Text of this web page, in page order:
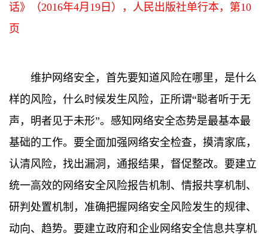
话》（2016年4月19日），人民出版社单行本，第10
页
维护网络安全，首先要知道风险在哪里，是什么
样的风险，什么时候发生风险，正所谓“聪者听于无
声，明者见于未形”。感知网络安全态势是最基本最
基础的工作。要全面加强网络安全检查，摸清家底，
认清风险，找出漏洞，通报结果，督促整改。要建立
统一高效的网络安全风险报告机制、情报共享机制、
研判处置机制，准确把握网络安全风险发生的规律、
动向、趋势。要建立政府和企业网络安全信息共享机